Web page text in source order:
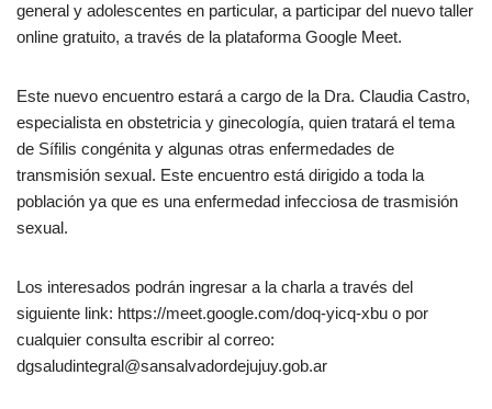
general y adolescentes en particular, a participar del nuevo taller
online gratuito, a través de la plataforma Google Meet.
Este nuevo encuentro estará a cargo de la Dra. Claudia Castro,
especialista en obstetricia y ginecología, quien tratará el tema
de Sífilis congénita y algunas otras enfermedades de
transmisión sexual. Este encuentro está dirigido a toda la
población ya que es una enfermedad infecciosa de trasmisión
sexual.
Los interesados podrán ingresar a la charla a través del
siguiente link: https://meet.google.com/doq-yicq-xbu o por
cualquier consulta escribir al correo:
dgsaludintegral@sansalvadordejujuy.gob.ar